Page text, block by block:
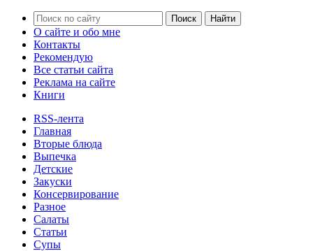
О сайте и обо мне
Контакты
Рекомендую
Все статьи сайта
Реклама на сайте
Книги
RSS-лента
Главная
Вторые блюда
Выпечка
Детские
Закуски
Консервирование
Разное
Салаты
Статьи
Супы